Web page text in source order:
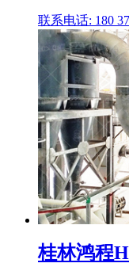
联系电话: 180
桂林鸿程